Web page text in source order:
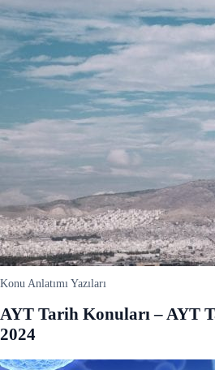
Konu Anlatımı Yazıları
AYT Tarih Konuları – AYT
2024